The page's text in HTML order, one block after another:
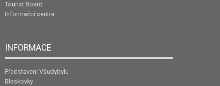
Tourist Board
Informační centra
INFORMACE
Představení Všudybylu
Bleskovky